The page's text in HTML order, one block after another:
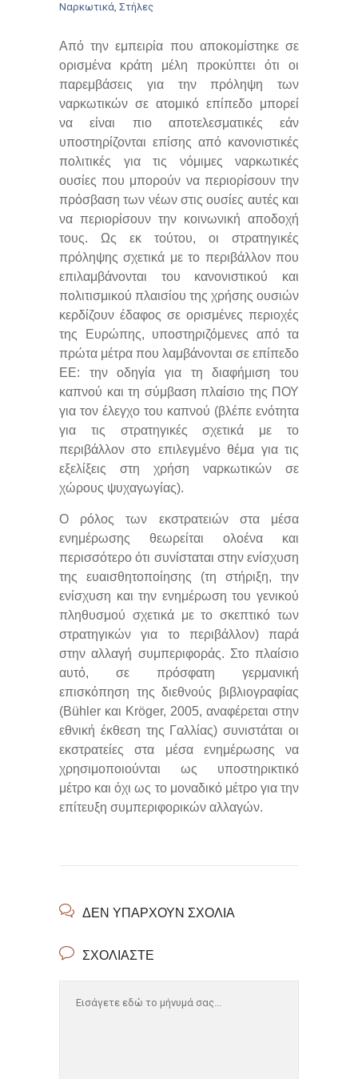
Ναρκωτικά, Στήλες
Από την εμπειρία που αποκομίστηκε σε
ορισμένα κράτη μέλη προκύπτει ότι οι
παρεμβάσεις για την πρόληψη των
ναρκωτικών σε ατομικό επίπεδο μπορεί
να είναι πιο αποτελεσματικές εάν
υποστηρίζονται επίσης από κανονιστικές
πολιτικές για τις νόμιμες ναρκωτικές
ουσίες που μπορούν να περιορίσουν την
πρόσβαση των νέων στις ουσίες αυτές και
να περιορίσουν την κοινωνική αποδοχή
τους. Ως εκ τούτου, οι στρατηγικές
πρόληψης σχετικά με το περιβάλλον που
επιλαμβάνονται του κανονιστικού και
πολιτισμικού πλαισίου της χρήσης ουσιών
κερδίζουν έδαφος σε ορισμένες περιοχές
της Ευρώπης, υποστηριζόμενες από τα
πρώτα μέτρα που λαμβάνονται σε επίπεδο
ΕΕ: την οδηγία για τη διαφήμιση του
καπνού και τη σύμβαση πλαίσιο της ΠΟΥ
για τον έλεγχο του καπνού (βλέπε ενότητα
για τις στρατηγικές σχετικά με το
περιβάλλον στο επιλεγμένο θέμα για τις
εξελίξεις στη χρήση ναρκωτικών σε
χώρους ψυχαγωγίας).
Ο ρόλος των εκστρατειών στα μέσα
ενημέρωσης θεωρείται ολοένα και
περισσότερο ότι συνίσταται στην ενίσχυση
της ευαισθητοποίησης (τη στήριξη, την
ενίσχυση και την ενημέρωση του γενικού
πληθυσμού σχετικά με το σκεπτικό των
στρατηγικών για το περιβάλλον) παρά
στην αλλαγή συμπεριφοράς. Στο πλαίσιο
αυτό, σε πρόσφατη γερμανική
επισκόπηση της διεθνούς βιβλιογραφίας
(Bühler και Kröger, 2005, αναφέρεται στην
εθνική έκθεση της Γαλλίας) συνιστάται οι
εκστρατείες στα μέσα ενημέρωσης να
χρησιμοποιούνται ως υποστηρικτικό
μέτρο και όχι ως το μοναδικό μέτρο για την
επίτευξη συμπεριφορικών αλλαγών.
ΔΕΝ ΥΠΆΡΧΟΥΝ ΣΧΌΛΙΑ
ΣΧΟΛΙΆΣΤΕ